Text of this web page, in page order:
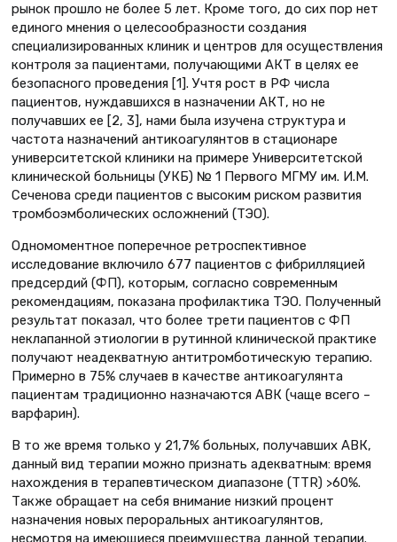
рынок прошло не более 5 лет. Кроме того, до сих пор нет
единого мнения о целесообразности создания
специализированных клиник и центров для осуществления
контроля за пациентами, получающими АКТ в целях ее
безопасного проведения [1]. Учтя рост в РФ числа
пациентов, нуждавшихся в назначении АКТ, но не
получавших ее [2, 3], нами была изучена структура и
частота назначений антикоагулянтов в стационаре
университетской клиники на примере Университетской
клинической больницы (УКБ) № 1 Первого МГМУ им. И.М.
Сеченова среди пациентов с высоким риском развития
тромбоэмболических осложнений (ТЭО).
Одномоментное поперечное ретроспективное
исследование включило 677 пациентов с фибрилляцией
предсердий (ФП), которым, согласно современным
рекомендациям, показана профилактика ТЭО. Полученный
результат показал, что более трети пациентов с ФП
неклапанной этиологии в рутинной клинической практике
получают неадекватную антитромботическую терапию.
Примерно в 75% случаев в качестве антикоагулянта
пациентам традиционно назначаются АВК (чаще всего –
варфарин).
В то же время только у 21,7% больных, получавших АВК,
данный вид терапии можно признать адекватным: время
нахождения в терапевтическом диапазоне (TTR) >60%.
Также обращает на себя внимание низкий процент
назначения новых пероральных антикоагулянтов,
несмотря на имеющиеся преимущества данной терапии.